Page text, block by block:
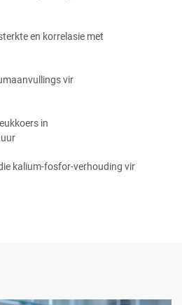
en korrelasie met
vir
in
kalium-fosfor-verhouding vir